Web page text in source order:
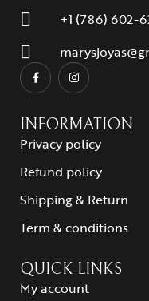
+1 (786) 602-
INFORMATION
Privacy policy
Refund policy
Shipping & Return
Term & conditions
QUICK LINKS
My account